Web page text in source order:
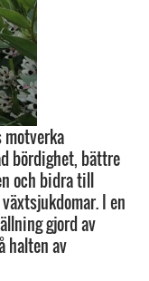
bördighet, bättre
och bidra till
I en
gjord av
halten av